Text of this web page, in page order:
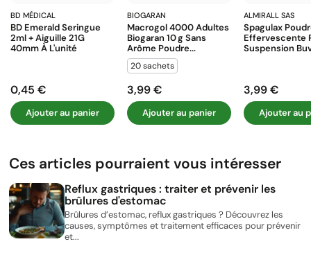
BD MÉDICAL
BD Emerald Seringue
2ml + Aiguille 21G
40mm À L'unité
Prix
0,45 €
Ajouter au panier
BIOGARAN
Macrogol 4000 Adultes
Biogaran 10 G Sans
Arôme Poudre...
20 sachets
Prix
3,99 €
Ajouter au panier
ALMIRALL SAS
Spagulax
Effervescente
Suspension
Prix
3,99 €
Ajouter au
Ces articles pourraient vous intéresser
Reflux gastriques : traiter et prévenir les
brûlures d'estomac
Brûlures d’estomac, reflux gastriques ? Découvrez les
causes, symptômes et traitement efficaces pour prévenir
et...